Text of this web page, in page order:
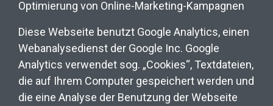
Optimierung von Online-Marketing-Kampagnen
Diese Webseite benutzt Google Analytics, einen
Webanalysedienst der Google Inc. Google
Analytics verwendet sog. „Cookies“, Textdateien,
die auf Ihrem Computer gespeichert werden und
die eine Analyse der Benutzung der Webseite